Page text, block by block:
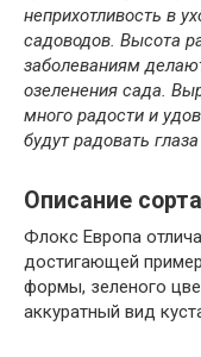
неприхотливость в
садоводов. Высота
заболеваниям
озеленения сада.
много радости и
будут радовать
Описание
Флокс Европа
достигающей
формы, зеленого
аккуратный вид